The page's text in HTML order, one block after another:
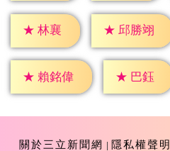
★ 林襄 ★ 邱勝翊
★ 賴銘偉 ★ 巴鈺
關於三立新聞網
隱私權聲明